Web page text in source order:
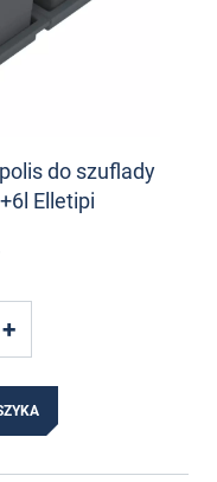
do szuflady
Elletipi